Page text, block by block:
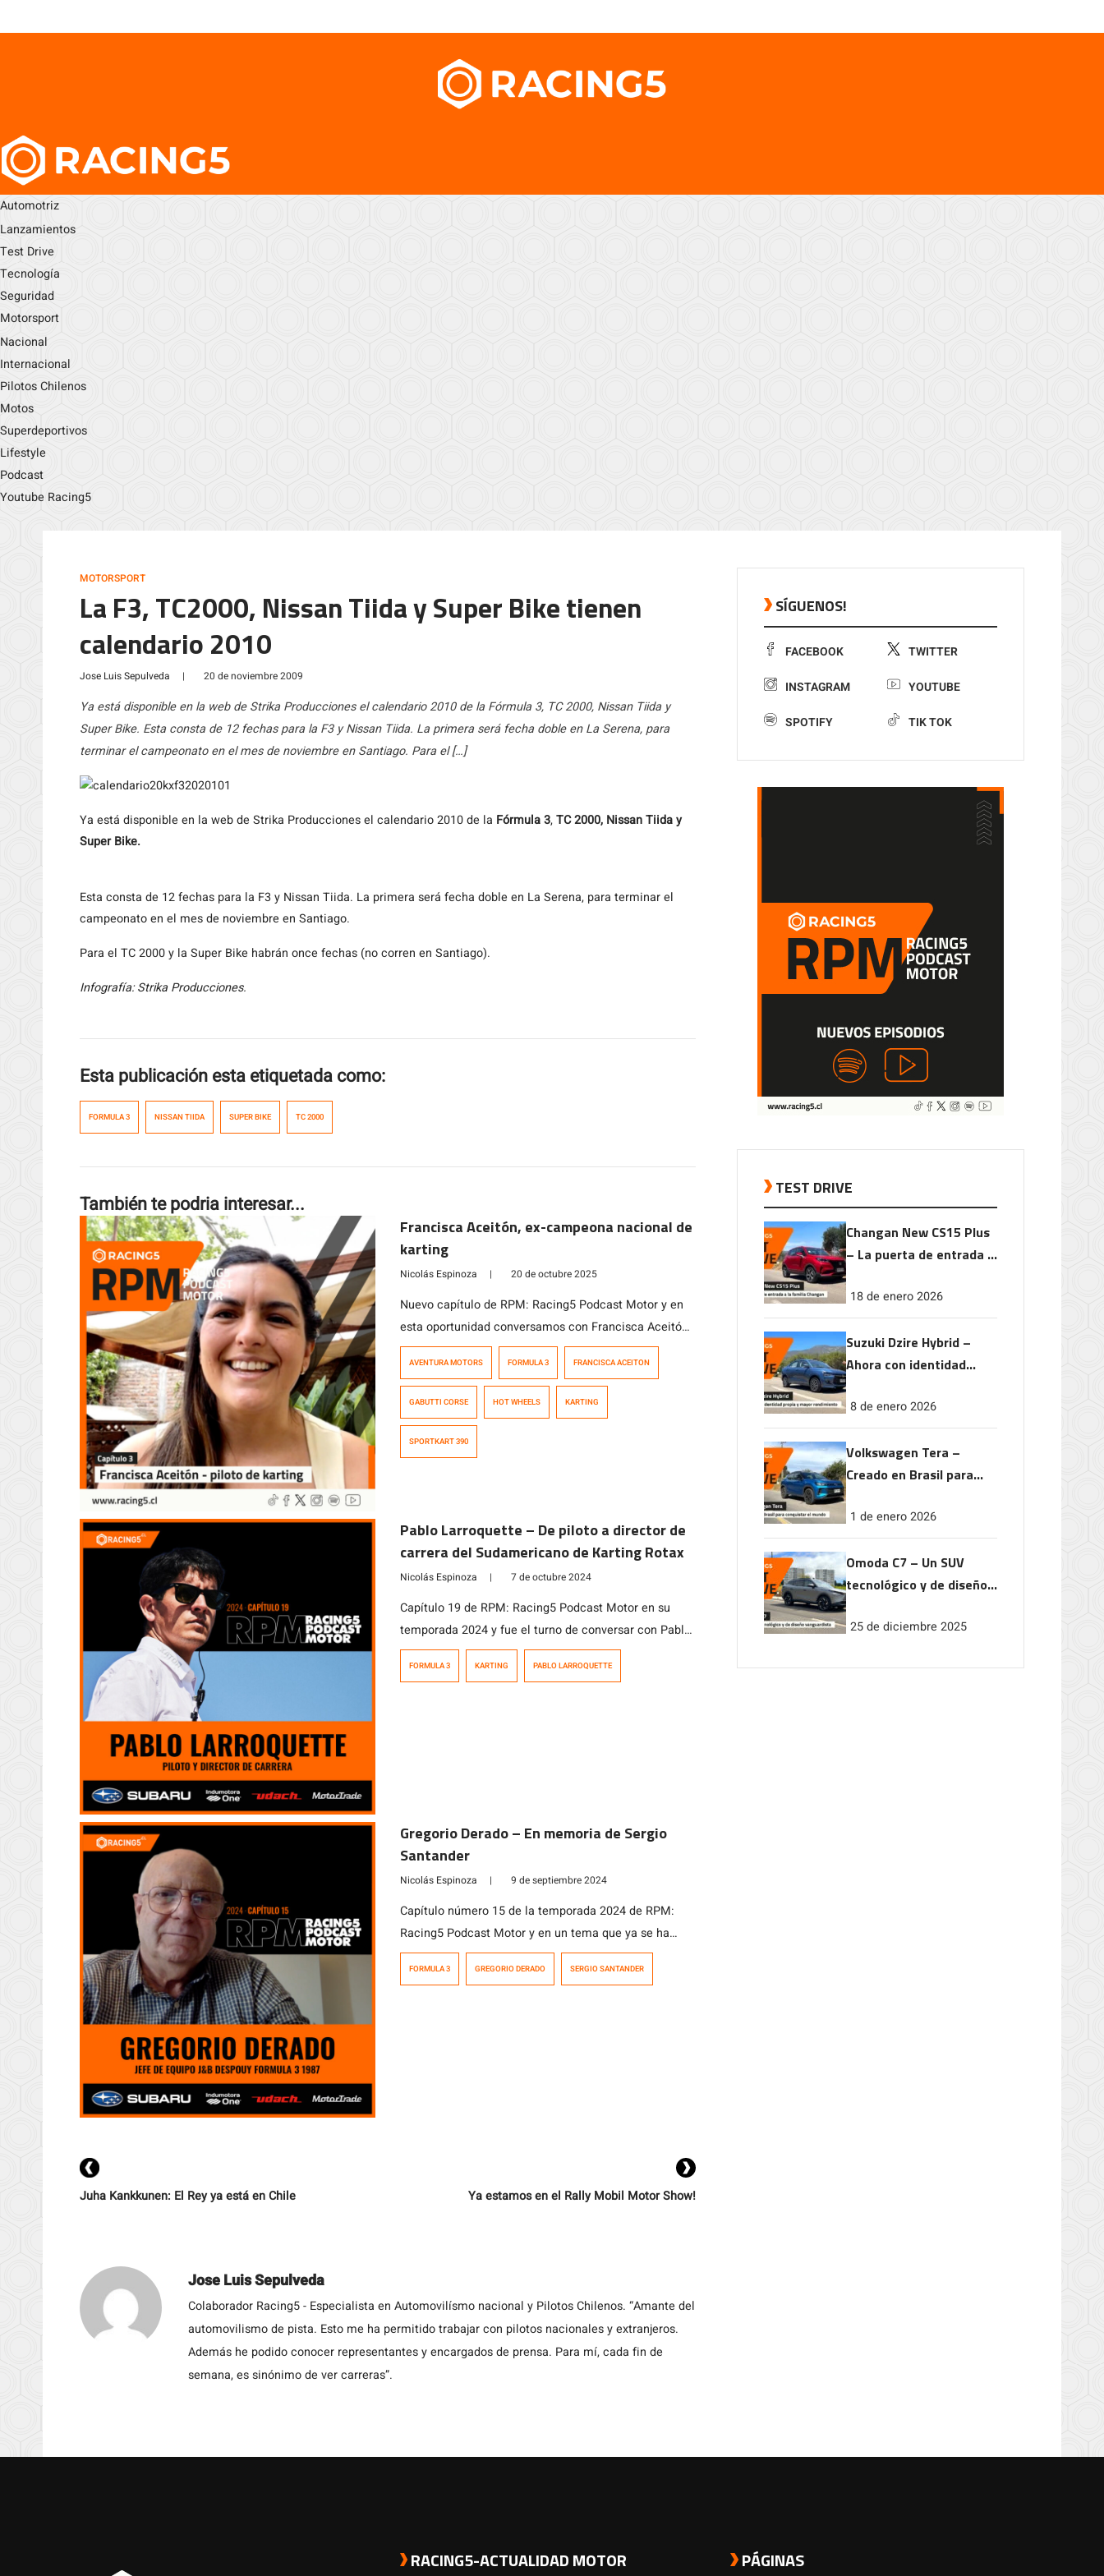
Automotriz
Lanzamientos
Test Drive
Tecnología
Seguridad
Motorsport
Nacional
Internacional
Pilotos Chilenos
Motos
Superdeportivos
Lifestyle
Podcast
Youtube Racing5
MOTORSPORT
La F3, TC2000, Nissan Tiida y Super Bike tienen
calendario 2010
Jose Luis Sepulveda | 20 de noviembre 2009
Ya está disponible en la web de Strika Producciones el calendario 2010 de la Fórmula 3, TC 2000, Nissan Tiida y
Super Bike. Esta consta de 12 fechas para la F3 y Nissan Tiida. La primera será fecha doble en La Serena, para
terminar el campeonato en el mes de noviembre en Santiago. Para el […]
Ya está disponible en la web de Strika Producciones el calendario 2010 de la Fórmula 3,TC 2000, Nissan Tiida y
Super Bike.
Esta consta de 12 fechas para la F3 y Nissan Tiida. La primera será fecha doble en La Serena, para terminar el
campeonato en el mes de noviembre en Santiago.
Para el TC 2000 y la Super Bike habrán once fechas (no corren en Santiago).
Infografía: Strika Producciones.
Esta publicación esta etiquetada como:
FORMULA 3 NISSAN TIIDA SUPER BIKE TC 2000
También te podria interesar...
Francisca Aceitón, ex-campeona nacional de
karting
Nicolás Espinoza | 20 de octubre 2025
Nuevo capítulo de RPM: Racing5 Podcast Motor y en
esta oportunidad conversamos con Francisca Aceitón,
ex-campeona nacional de karting quien también fuera
en su «terapia» y momento de relajo y esparcimiento
conversamos con la Fran en este programa […]
AVENTURA MOTORS FORMULA 3 FRANCISCA ACEITON
GABUTTI CORSE HOT WHEELS KARTING
SPORTKART 390
Pablo Larroquette – De piloto a director de
carrera del Sudamericano de Karting Rotax
Nicolás Espinoza | 7 de octubre 2024
Capítulo 19 de RPM: Racing5 Podcast Motor en su
temporada 2024 y fue el turno de conversar con Pablo
Larroquette, heredero de un apellido que es sinónimo
de automovilísmo en Chile y quien luego de correr en
FORMULA 3 KARTING PABLO LARROQUETTE
Gregorio Derado – En memoria de Sergio
Santander
Nicolás Espinoza | 9 de septiembre 2024
Capítulo número 15 de la temporada 2024 de RPM:
Racing5 Podcast Motor y en un tema que ya se ha
vuelto una constante en este temporada, hablamos de
FORMULA 3 GREGORIO DERADO SERGIO SANTANDER
Juha Kankkunen: El Rey ya está en Chile Ya estamos en el Rally Mobil Motor Show!
Jose Luis Sepulveda
Colaborador Racing5 - Especialista en Automovilísmo nacional y Pilotos Chilenos. “Amante del
automovilismo de pista. Esto me ha permitido trabajar con pilotos nacionales y extranjeros.
Además he podido conocer representantes y encargados de prensa. Para mí, cada fin de
semana, es sinónimo de ver carreras”.
SÍGUENOS!
FACEBOOK TWITTER
INSTAGRAM YOUTUBE
SPOTIFY TIK TOK
TEST DRIVE
Changan New CS15 Plus
– La puerta de entrada a
18 de enero 2026
Suzuki Dzire Hybrid –
Ahora con identidad
rendimiento
8 de enero 2026
Volkswagen Tera –
Creado en Brasil para
1 de enero 2026
Omoda C7 – Un SUV
tecnológico y de diseño
25 de diciembre 2025
RACING5-ACTUALIDAD MOTOR PÁGINAS